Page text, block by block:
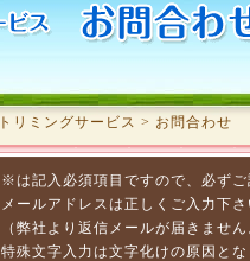
トリミングサービス > お問合わせ
※は記入必須項目ですので、必ず
メールアドレスは正しくご入力下
（弊社より返信メールが届きませ
特殊文字入力は文字化けの原因と